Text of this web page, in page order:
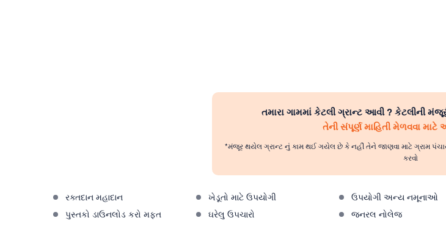
તમારા ગામમાં કેટલી ગ્રાન્ટ આવી ? કેટલીની
તેની સંપૂર્ણ માહિતી મેળવવા માટે
*મંજૂર થયેલ ગ્રાન્ટ નું કામ થઈ ગયેલ છે કે નહીં તેને જાણવા માટે ગ્રામ
કરવો
રક્તદાન મહાદાન ખેડૂતો માટે ઉપયોગી ઉપયોગી અન્ય નમૂનાઓ
પુસ્તકો ડાઉનલોડ કરો મફત
ઘરેલુ ઉપચારો જનરલ નોલેજ